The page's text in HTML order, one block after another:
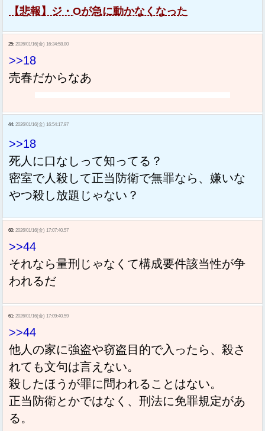
【悲報】ジ・Oが急に動かなくなった
25: 2026/01/16(金) 16:34:58.80
>>18
売春だからなあ
44: 2026/01/16(金) 16:54:17.97
>>18
死人に口なしって知ってる？
密室で人殺して正当防衛で無罪なら、嫌いな
やつ殺し放題じゃない？
60: 2026/01/16(金) 17:07:40.57
>>44
それなら量刑じゃなくて構成要件該当性が争
われるだ
61: 2026/01/16(金) 17:09:40.59
>>44
他人の家に強盗や窃盗目的で入ったら、殺さ
れても文句は言えない。
殺したほうが罪に問われることはない。
正当防衛とかではなく、刑法に免罪規定があ
る。